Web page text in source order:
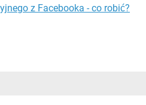
z Facebooka - co robić?